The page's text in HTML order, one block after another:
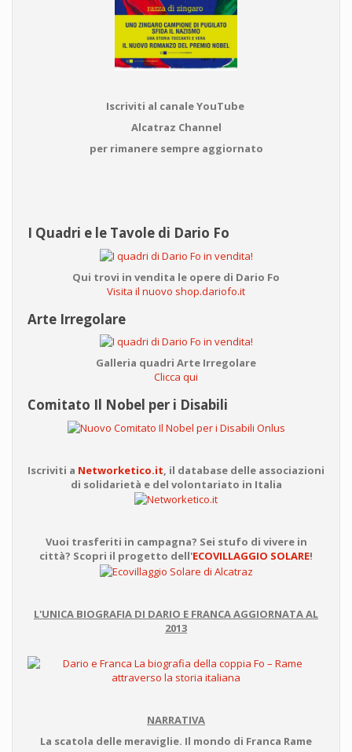
Iscriviti al canale YouTube
Alcatraz Channel
per rimanere sempre aggiornato
I Quadri e le Tavole di Dario Fo
Qui trovi in vendita le opere di Dario Fo
Visita il nuovo shop.dariofo.it
Arte Irregolare
Galleria quadri Arte Irregolare
Clicca qui
Comitato Il Nobel per i Disabili
Iscriviti a Networketico.it , il database delle associazioni
di solidarietà e del volontariato in Italia
Vuoi trasferiti in campagna? Sei stufo di vivere in
città? Scopri il progetto dell'ECOVILLAGGIO SOLARE!
L'UNICA BIOGRAFIA DI DARIO E FRANCA AGGIORNATA AL
2013
NARRATIVA
La scatola delle meraviglie. Il mondo di Franca Rame